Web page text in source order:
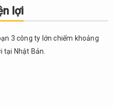
lợi
3 công ty lớn chiếm khoảng
tại Nhật Bản.